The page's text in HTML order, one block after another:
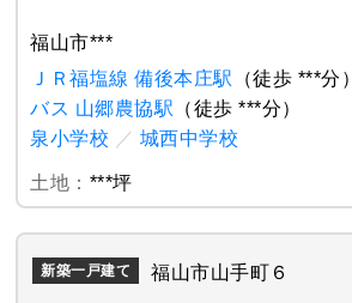
福山市***
ＪＲ福塩線 備後本庄駅
（徒歩 ***分）
バス 山郷農協駅 （徒歩 ***分）
泉小学校 ／ 城西中学校
土地： ***坪
新築一戸建て 福山市山手町６